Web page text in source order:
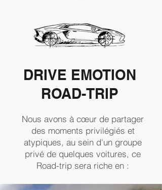
DRIVE EMOTION
ROAD-TRIP
Nous avons à cœur de partager
des moments privilégiés et
atypiques, au sein d'un groupe
privé de quelques voitures, ce
Road-trip sera riche en :